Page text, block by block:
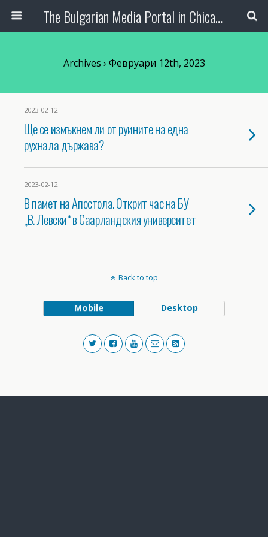
The Bulgarian Media Portal in Chicago
Archives › Февруари 12th, 2023
2023-02-12
Ще се измъкнем ли от руините на една
рухнала държава?
2023-02-12
В памет на Апостола. Открит час на БУ
„В. Левски“ в Саарландския университет
Back to top
Mobile Desktop